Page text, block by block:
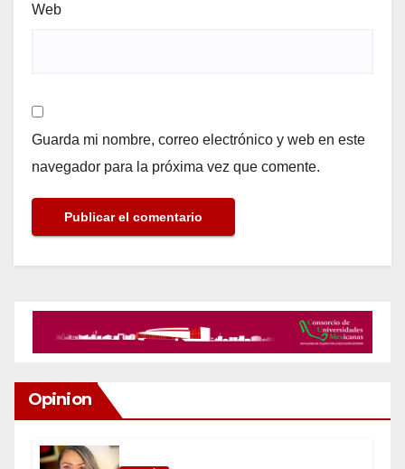
Web
Guarda mi nombre, correo electrónico y web en este
navegador para la próxima vez que comente.
Opinion